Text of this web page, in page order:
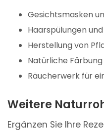
Gesichtsmasken
Haarspülungen
Herstellung von
Natürliche
Räucherwerk für
Weitere
Ergänzen Sie Ihre